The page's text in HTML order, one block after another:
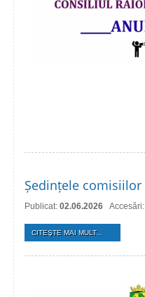
Ședințele
Publicat: 02.06.2026
CITEŞTE MAI MULT...